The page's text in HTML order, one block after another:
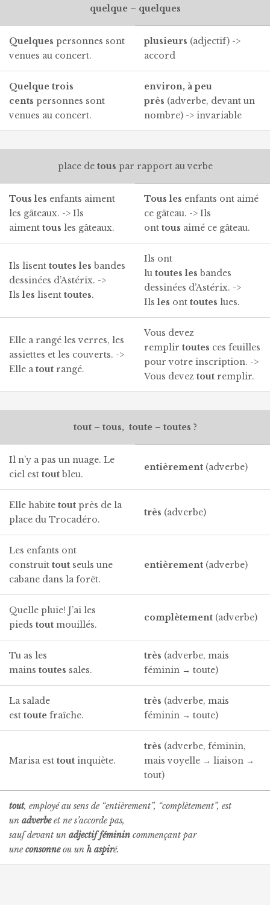
quelque – quelques
Quelques personnes sont
venues au concert.
plusieurs (adjectif) ->
accord
Quelque trois
cents personnes sont
venues au concert.
environ, à peu
près (adverbe, devant un
nombre) -> invariable
place de tous par rapport au verbe
Tous les enfants aiment
les gâteaux. -> Ils
aiment tous les gâteaux.
Tous les enfants ont aimé
ce gâteau. -> Ils
ont tous aimé ce gâteau.
Ils lisent toutes les bandes
dessinées d’Astérix. ->
Ilsles lisent toutes.
Ils ont
lu toutes les bandes
dessinées d’Astérix. ->
Ilsles ont toutes lues.
Elle a rangé les verres, les
assiettes et les couverts. ->
Elle atout rangé.
Vous devez
remplir toutes ces feuilles
pour votre inscription. ->
Vous devez tout remplir.
tout – tous, toute – toutes ?
Il n’y a pas un nuage. Le
ciel est tout bleu.
entièrement (adverbe)
Elle habite tout près de la
place du Trocadéro.
très (adverbe)
Les enfants ont
construit tout seuls une
cabane dans la forêt.
entièrement (adverbe)
Quelle pluie! J’ai les
pieds tout mouillés.
complètement (adverbe)
Tu as les
mains toutes sales.
très (adverbe, mais
féminin → toute)
La salade
est toute fraîche.
très (adverbe, mais
féminin → toute)
Marisa est tout inquiète.
très (adverbe, féminin,
mais voyelle → liaison →
tout)
tout, employé au sens de “entièrement”, “complètement”, est
un adverbeet ne s’accorde pas,
sauf devant un adjectif féminin commençant par
uneconsonneou un h aspiré.